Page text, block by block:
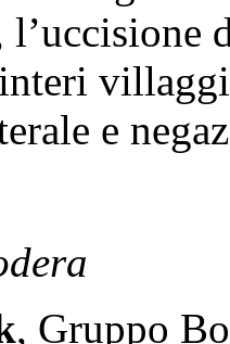
e
, Gruppo